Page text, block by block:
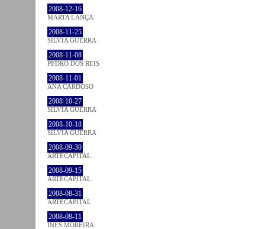
2008-12-16
MARTA LANÇA
2008-11-25
SÍLVIA GUERRA
2008-11-08
PEDRO DOS REIS
2008-11-01
ANA CARDOSO
2008-10-27
SÍLVIA GUERRA
2008-10-18
SÍLVIA GUERRA
2008-09-30
ARTECAPITAL
2008-09-15
ARTECAPITAL
2008-08-31
ARTECAPITAL
2008-08-11
INÊS MOREIRA